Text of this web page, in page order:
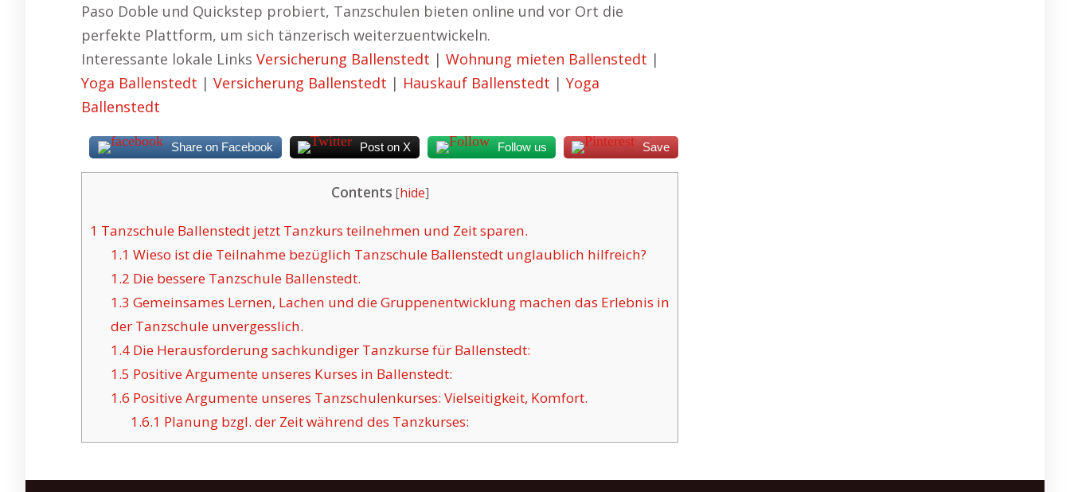
Paso Doble und Quickstep probiert, Tanzschulen bieten online und vor Ort die
perfekte Plattform, um sich tänzerisch weiterzuentwickeln.
Interessante lokale Links Versicherung Ballenstedt | Wohnung mieten Ballenstedt |
Yoga Ballenstedt | Versicherung Ballenstedt | Hauskauf Ballenstedt | Yoga
Ballenstedt
Share on Facebook Post on X Follow us Save
Contents [hide]
1 Tanzschule Ballenstedt jetzt Tanzkurs teilnehmen und Zeit sparen.
1.1 Wieso ist die Teilnahme bezüglich Tanzschule Ballenstedt unglaublich hilfreich?
1.2 Die bessere Tanzschule Ballenstedt.
1.3 Gemeinsames Lernen, Lachen und die Gruppenentwicklung machen das Erlebnis in
der Tanzschule unvergesslich.
1.4Die Herausforderung sachkundiger Tanzkurse für Ballenstedt:
1.5 Positive Argumente unseres Kurses in Ballenstedt:
1.6 Positive Argumente unseres Tanzschulenkurses: Vielseitigkeit, Komfort.
1.6.1 Planung bzgl. der Zeit während des Tanzkurses: